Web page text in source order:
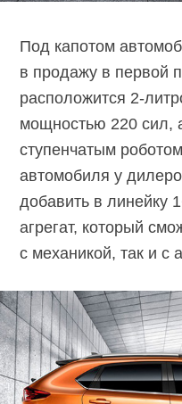
Под капотом
в продажу в первой
расположится 2-
мощностью 220 сил,
ступенчатым
автомобиля у
добавить в линейку
агрегат, который
с механикой, так и с